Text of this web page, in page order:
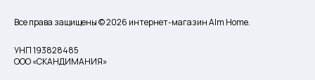
Все права защищены © 2026 интернет-магазин Alm Home.
УНП 193828485
ООО «СКАНДИМАНИЯ»